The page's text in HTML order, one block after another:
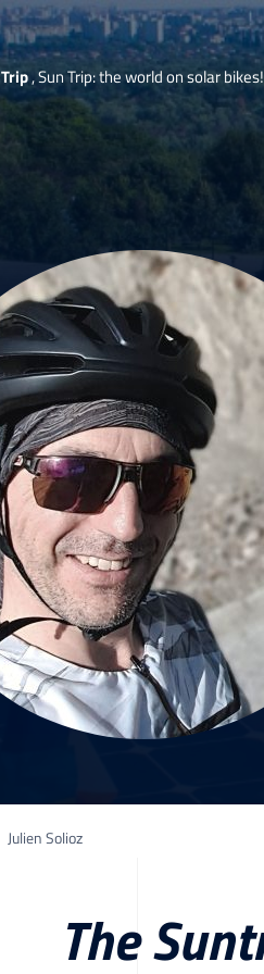
Trip,SunTrip:theworldonsolarbikes!
Julien Solioz
The